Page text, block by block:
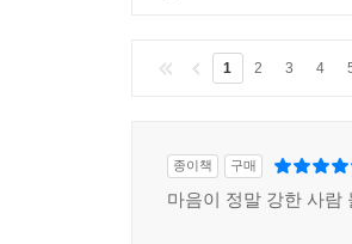
1 2 3 4
종이책 구매
마음이 정말 강한 사람